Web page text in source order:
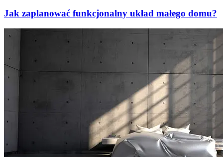
Jak zaplanować funkcjonalny układ małego domu?